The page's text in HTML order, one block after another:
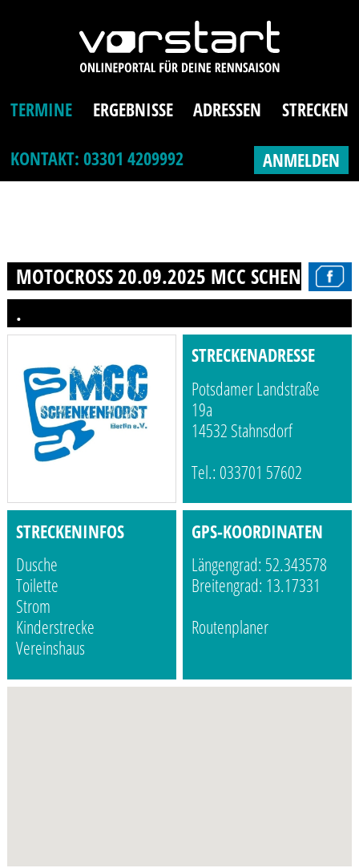
TERMINE ERGEBNISSE ADRESSEN
STRECKEN
KONTAKT: 03301 4209992
ANMELDEN
MOTOCROSS 20.09.2025 MCC
.
STRECKENADRESSE
Potsdamer Landstraße
19a
14532 Stahnsdorf
Tel.: 033701 57602
STRECKENINFOS
Dusche
Toilette
Strom
Kinderstrecke
Vereinshaus
GPS-KOORDINATEN
Längengrad: 52.343578
Breitengrad: 13.17331
Routenplaner